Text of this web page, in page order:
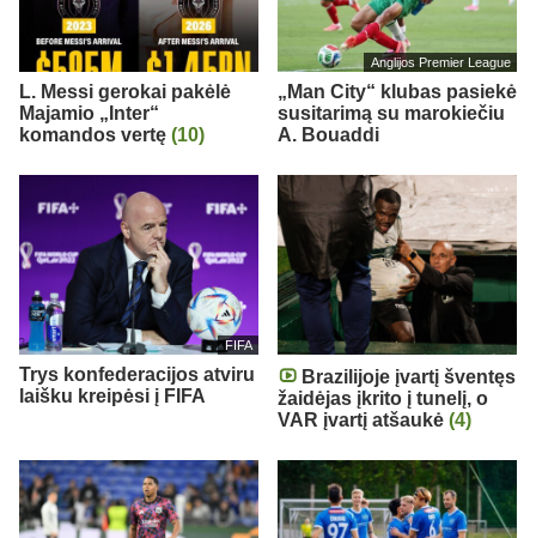
L. Messi gerokai pakėlė
Majamio „Inter“
komandos vertę (10)
Anglijos Premier League
„Man City“ klubas pasiekė
susitarimą su marokiečiu
A. Bouaddi
FIFA
Trys konfederacijos atviru
laišku kreipėsi į FIFA
Brazilijoje įvartį šventęs
žaidėjas įkrito į tunelį, o
VAR įvartį atšaukė (4)